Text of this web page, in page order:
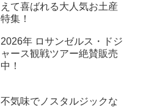
えて喜ばれる大人気お土産
特集！
2026年 ロサンゼルス・ドジ
ャース観戦ツアー絶賛販売
中！
不気味でノスタルジックな